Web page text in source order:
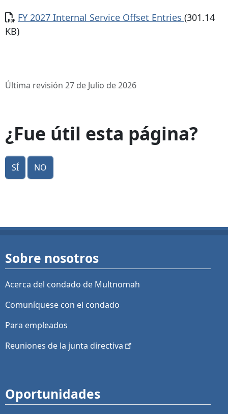
Documento
FY 2027 Internal Service Offset Entries (301.14
KB)
Última revisión 27 de Julio de 2026
¿Fue útil esta página?
Sí No
Sobre nosotros
Acerca del condado de Multnomah
Comuníquese con el condado
Para empleados
Reuniones de la junta directiva
Oportunidades